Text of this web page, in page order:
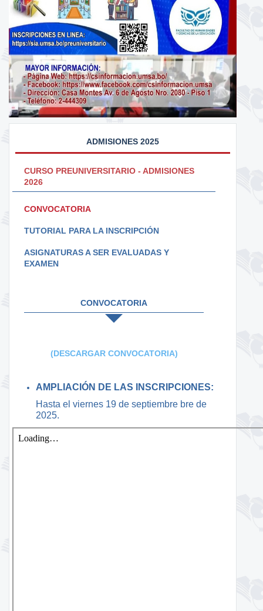
ADMISIONES 2025
CURSO PREUNIVERSITARIO - ADMISIONES
2026
CONVOCATORIA
TUTORIAL PARA LA INSCRIPCIÓN
ASIGNATURAS A SER EVALUADAS Y
EXAMEN
CONVOCATORIA
(DESCARGAR CONVOCATORIA)
AMPLIACIÓN DE LAS INSCRIPCIONES:
Hasta el viernes 19 de septiembre bre de
2025.